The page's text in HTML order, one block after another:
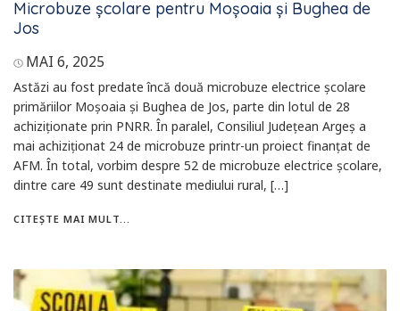
Microbuze școlare pentru Moșoaia și Bughea de
Jos
MAI 6, 2025
Astăzi au fost predate încă două microbuze electrice școlare
primăriilor Moșoaia și Bughea de Jos, parte din lotul de 28
achiziționate prin PNRR. În paralel, Consiliul Județean Argeș a
mai achiziționat 24 de microbuze printr-un proiect finanțat de
AFM. În total, vorbim despre 52 de microbuze electrice școlare,
dintre care 49 sunt destinate mediului rural, […]
CITEȘTE MAI MULT...